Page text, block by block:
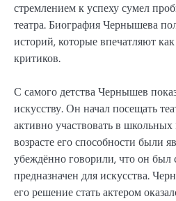
стремлением к успеху сумел
театра. Биография Чернышева
историй, которые впечатляют
критиков.
С самого детства Чернышев
искусству. Он начал посещать
активно участвовать в
возрасте его способности были
убеждённо говорили, что он был
предназначен для искусства.
его решение стать актером